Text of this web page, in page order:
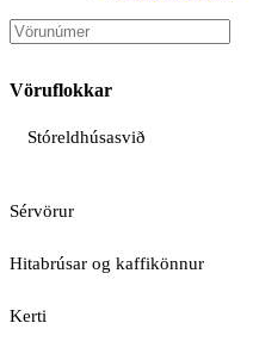
Vöruflokkar
Stóreldhúsasvið
Sérvörur
Hitabrúsar og kaffikönnur
Kerti